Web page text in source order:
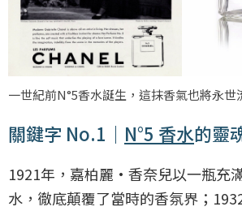
一世紀前N°5香水誕生，這抹香氣也將永
關鍵字 No.1｜ N°5 香水的靈
1921年，嘉柏麗·香奈兒以一瓶充
水，徹底顛覆了當時的香氛界；